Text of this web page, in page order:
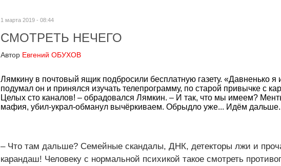
1 марта 2019 - 08:44
СМОТРЕТЬ НЕЧЕГО
Автор Евгений ОБУХОВ
Лямкину в почтовый ящик подбросили бесплатную газету. «Давненько я
подумал он и принялся изучать телепрограмму, по старой привычке с
Целых сто каналов! – обрадовался Лямкин. – И так, что мы имеем?
мафия, убил-украл-обманул вычёркиваем. Обрыдло уже... Идём
– Что там дальше? Семейные скандалы, ДНК, детекторы лжи и
карандаш! Человеку с нормальной психикой такое смотреть